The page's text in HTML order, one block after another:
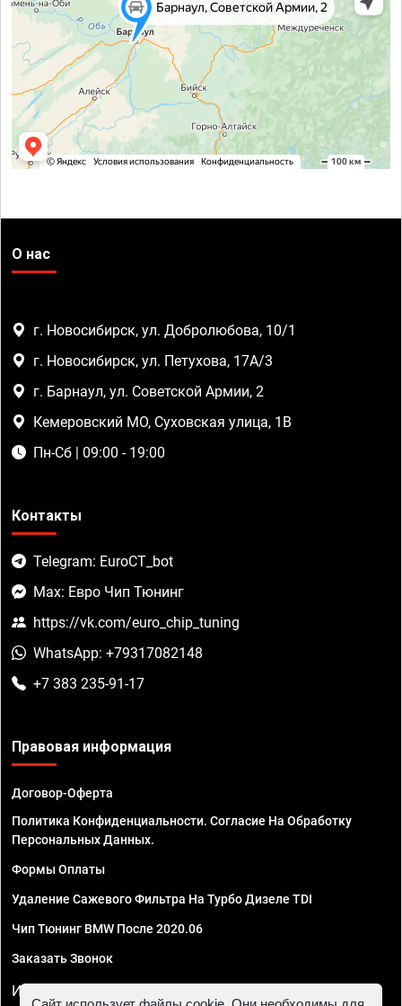
О нас
г. Новосибирск, ул. Добролюбова, 10/1
г. Новосибирск, ул. Петухова, 17А/3
г. Барнаул, ул. Советской Армии, 2
Кемеровский МО, Суховская улица, 1В
Пн-Сб | 09:00 - 19:00
Контакты
Telegram: EuroCT_bot
Max: Евро Чип Тюнинг
https://vk.com/euro_chip_tuning
WhatsApp: +79317082148
+7 383 235-91-17
Правовая информация
Договор-Оферта
Политика Конфиденциальности. Согласие На Обработку
Персональных Данных.
Формы Оплаты
Удаление Сажевого Фильтра На Турбо Дизеле TDI
Чип Тюнинг BMW После 2020.06
Заказать Звонок
ИП Смирнов Георгий Павлович. ИНН 781302555843,